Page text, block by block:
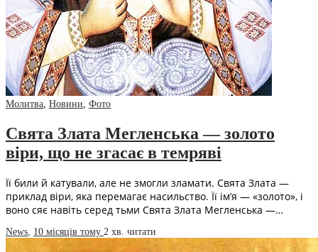
Молитва Новини Фото
Свята Злата Мегленська — золото
віри, що не згасає в темряві
Її били й катували, але не змогли зламати. Свята Злата —
приклад віри, яка перемагає насильство. Її ім’я — «золото», і
воно сяє навіть серед тьми Свята Злата Мегленська —…
News, 10 місяців тому 2 хв. читати